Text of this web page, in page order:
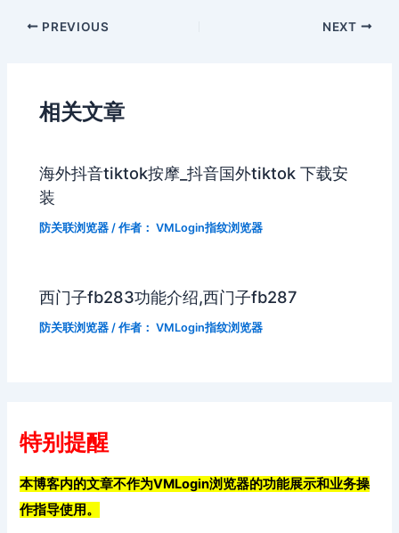
PREVIOUS NEXT
相关文章
海外抖音tiktok按摩_抖音国外tiktok 下载安
装
防关联浏览器 / 作者： VMLogin指纹浏览器
西门子fb283功能介绍,西门子fb287
防关联浏览器 / 作者： VMLogin指纹浏览器
特别提醒
本博客内的文章不作为VMLogin浏览器的功能展示和业务操
作指导使用。